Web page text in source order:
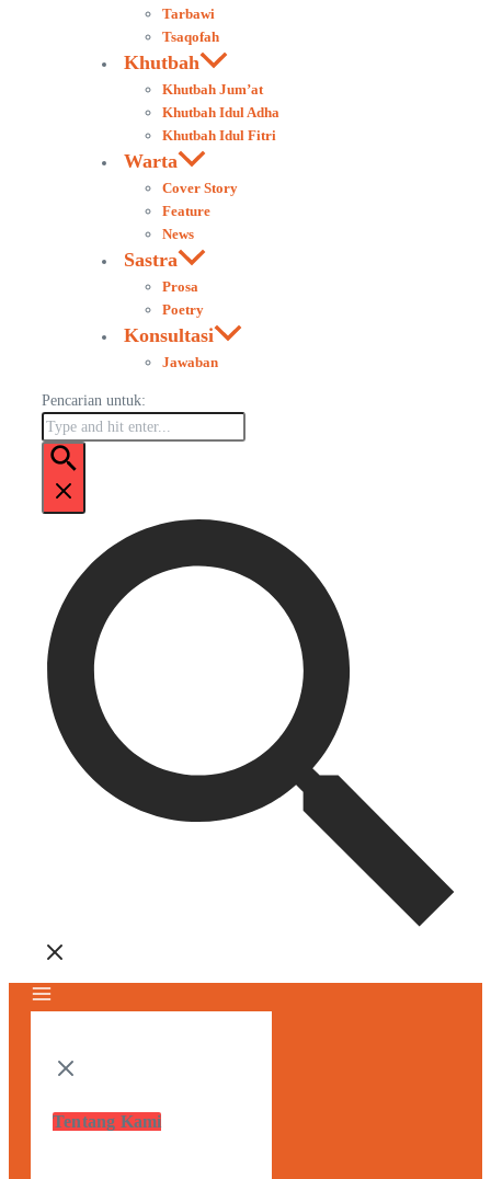
Tarbawi
Tsaqofah
Khutbah
Khutbah Jum’at
Khutbah Idul Adha
Khutbah Idul Fitri
Warta
Cover Story
Feature
News
Sastra
Prosa
Poetry
Konsultasi
Jawaban
Pencarian untuk:
Tentang Kami